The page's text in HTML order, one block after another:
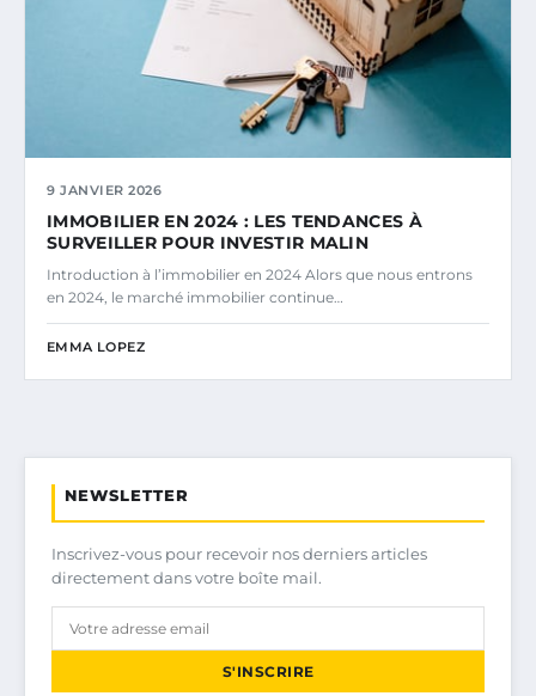
9 JANVIER 2026
IMMOBILIER EN 2024 : LES TENDANCES À
SURVEILLER POUR INVESTIR MALIN
Introduction à l’immobilier en 2024 Alors que nous entrons
en 2024, le marché immobilier continue…
EMMA LOPEZ
NEWSLETTER
Inscrivez-vous pour recevoir nos derniers articles
directement dans votre boîte mail.
S'INSCRIRE